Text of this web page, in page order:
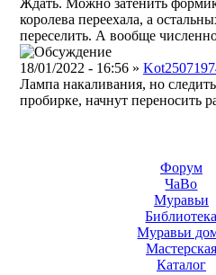
Ждать. Можно затенить
королева переехала, а
переселить. А вообще
18/01/2022 - 16:56 »
Лампа накаливания, но
пробирке, начнут переносить
Форум
ЧаВо
Муравьи
Муравьи
Мастерская
Каталог